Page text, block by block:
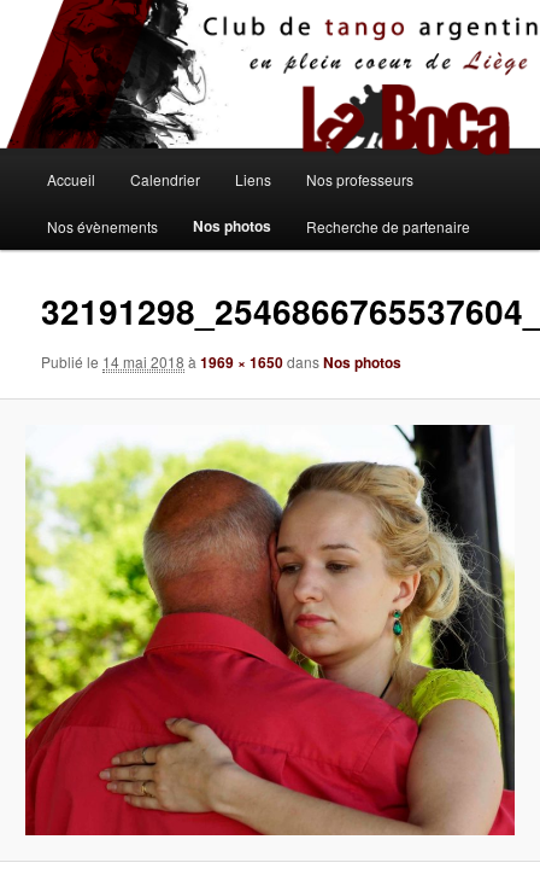
contenu
principal
principal
Accueil Calendrier Liens Nos professeurs
Nos évènements Nos photos Recherche de partenaire
Publié le 14 mai 2018 à1969 × 1650dansNos photos